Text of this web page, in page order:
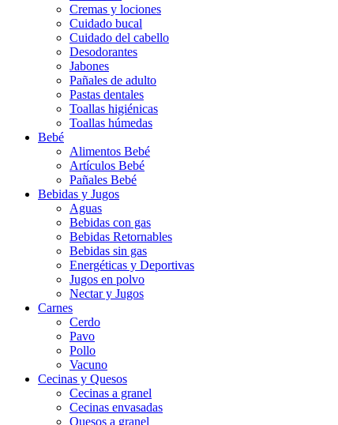
Cremas y lociones
Cuidado bucal
Cuidado del cabello
Desodorantes
Jabones
Pañales de adulto
Pastas dentales
Toallas higiénicas
Toallas húmedas
Bebé
Alimentos Bebé
Artículos Bebé
Pañales Bebé
Bebidas y Jugos
Aguas
Bebidas con gas
Bebidas Retornables
Bebidas sin gas
Energéticas y Deportivas
Jugos en polvo
Nectar y Jugos
Carnes
Cerdo
Pavo
Pollo
Vacuno
Cecinas y Quesos
Cecinas a granel
Cecinas envasadas
Quesos a granel